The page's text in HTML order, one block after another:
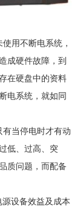
用不断电系统，
成硬件故障，到
在硬盘中的资料
电系统，就如同
当停电时才有动
低、过高、突
质问题，而配备
设备效益及成本